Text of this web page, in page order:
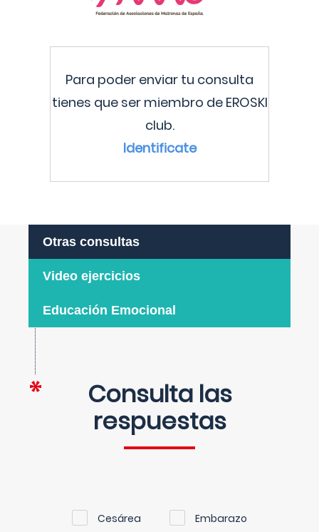
Para poder enviar tu consulta
tienes que ser miembro de EROSKI
club.
Identificate
Otras consultas
Video ejercicios
Educación Emocional
Consulta las
respuestas
Cesárea Embarazo